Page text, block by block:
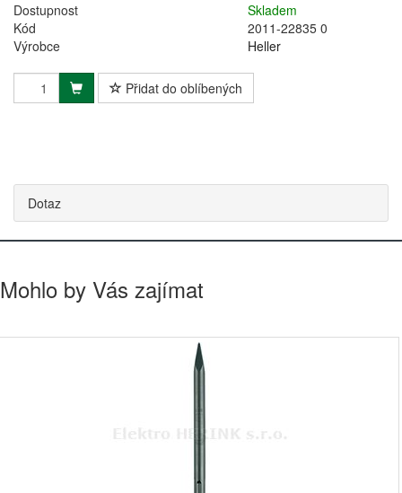
Dostupnost
Skladem
Kód
2011-22835 0
Výrobce
Heller
Přidat do oblíbených
Dotaz
Mohlo by Vás zajímat